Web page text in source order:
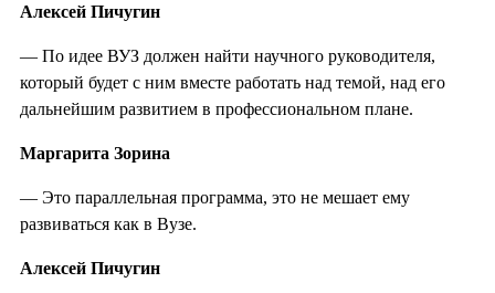
Алексей Пичугин
— По идее ВУЗ должен найти научного руководителя,
который будет с ним вместе работать над темой, над его
дальнейшим развитием в профессиональном плане.
Маргарита Зорина
— Это параллельная программа, это не мешает ему
развиваться как в Вузе.
Алексей Пичугин